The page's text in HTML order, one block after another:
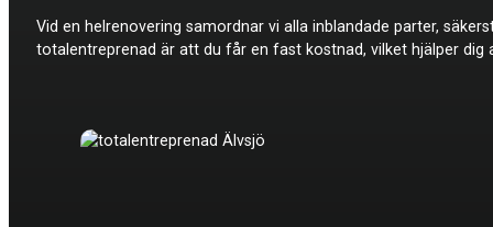
Vid en helrenovering samordnar vi alla inblandade parter,
totalentreprenad är att du får en fast kostnad, vilket hjälper